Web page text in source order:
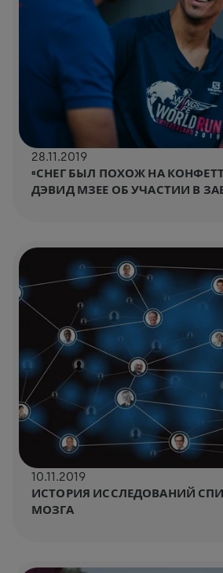
28.11.2019
«СНЕГ БЫЛ ПОХОЖ НА
ДЭВИД МЗЕЕ ОБ УЧАСТИИ В
10.11.2019
ИСТОРИЯ ИССЛЕДОВАНИЙ
МОЗГА